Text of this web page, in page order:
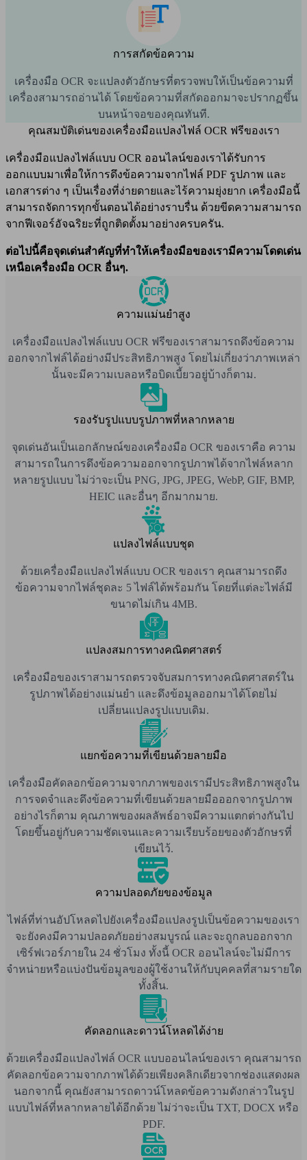
การสกัดข้อความ
เครื่องมือ OCR จะแปลงตัวอักษรที่ตรวจพบให้เป็นข้อความที่
เครื่องสามารถอ่านได้ โดยข้อความที่สกัดออกมาจะปรากฏขึ้น
บนหน้าจอของคุณทันที.
คุณสมบัติเด่นของเครื่องมือแปลงไฟล์ OCR ฟรีของเรา
เครื่องมือแปลงไฟล์แบบ OCR ออนไลน์ของเราได้รับการ
ออกแบบมาเพื่อให้การดึงข้อความจากไฟล์ PDF รูปภาพ และ
เอกสารต่าง ๆ เป็นเรื่องที่ง่ายดายและไร้ความยุ่งยาก เครื่องมือนี้
สามารถจัดการทุกขั้นตอนได้อย่างราบรื่น ด้วยขีดความสามารถ
จากฟีเจอร์อัจฉริยะที่ถูกติดตั้งมาอย่างครบครัน.
ต่อไปนี้คือจุดเด่นสำคัญที่ทำให้เครื่องมือของเรามีความโดดเด่น
เหนือเครื่องมือ OCR อื่นๆ.
ความแม่นยำสูง
เครื่องมือแปลงไฟล์แบบ OCR ฟรีของเราสามารถดึงข้อความ
ออกจากไฟล์ได้อย่างมีประสิทธิภาพสูง โดยไม่เกี่ยงว่าภาพเหล่า
นั้นจะมีความเบลอหรือบิดเบี้ยวอยู่บ้างก็ตาม.
รองรับรูปแบบรูปภาพที่หลากหลาย
จุดเด่นอันเป็นเอกลักษณ์ของเครื่องมือ OCR ของเราคือ ความ
สามารถในการดึงข้อความออกจากรูปภาพได้จากไฟล์หลาก
หลายรูปแบบ ไม่ว่าจะเป็น PNG, JPG, JPEG, WebP, GIF, BMP,
HEIC และอื่นๆ อีกมากมาย.
แปลงไฟล์แบบชุด
ด้วยเครื่องมือแปลงไฟล์แบบ OCR ของเรา คุณสามารถดึง
ข้อความจากไฟล์ชุดละ 5 ไฟล์ได้พร้อมกัน โดยที่แต่ละไฟล์มี
ขนาดไม่เกิน 4MB.
แปลงสมการทางคณิตศาสตร์
เครื่องมือของเราสามารถตรวจจับสมการทางคณิตศาสตร์ใน
รูปภาพได้อย่างแม่นยำ และดึงข้อมูลออกมาได้โดยไม่
เปลี่ยนแปลงรูปแบบเดิม.
แยกข้อความที่เขียนด้วยลายมือ
เครื่องมือคัดลอกข้อความจากภาพของเรามีประสิทธิภาพสูงใน
การจดจำและดึงข้อความที่เขียนด้วยลายมือออกจากรูปภาพ
อย่างไรก็ตาม คุณภาพของผลลัพธ์อาจมีความแตกต่างกันไป
โดยขึ้นอยู่กับความชัดเจนและความเรียบร้อยของตัวอักษรที่
เขียนไว้.
ความปลอดภัยของข้อมูล
ไฟล์ที่ท่านอัปโหลดไปยังเครื่องมือแปลงรูปเป็นข้อความของเรา
จะยังคงมีความปลอดภัยอย่างสมบูรณ์ และจะถูกลบออกจาก
เซิร์ฟเวอร์ภายใน 24 ชั่วโมง ทั้งนี้ OCR ออนไลน์จะไม่มีการ
จำหน่ายหรือแบ่งปันข้อมูลของผู้ใช้งานให้กับบุคคลที่สามรายใด
ทั้งสิ้น.
คัดลอกและดาวน์โหลดได้ง่าย
ด้วยเครื่องมือแปลงไฟล์ OCR แบบออนไลน์ของเรา คุณสามารถ
คัดลอกข้อความจากภาพได้ด้วยเพียงคลิกเดียวจากช่องแสดงผล
นอกจากนี้ คุณยังสามารถดาวน์โหลดข้อความดังกล่าวในรูป
แบบไฟล์ที่หลากหลายได้อีกด้วย ไม่ว่าจะเป็น TXT, DOCX หรือ
PDF.